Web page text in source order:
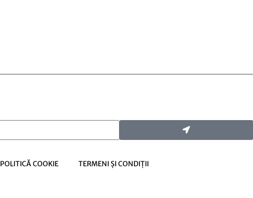
POLITICĂ COOKIE TERMENI ȘI CONDIȚII